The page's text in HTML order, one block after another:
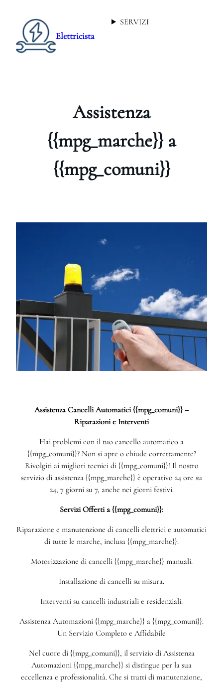
Elettricista
SERVIZI
Assistenza
{{mpg_marche}} a
{{mpg_comuni}}
Assistenza Cancelli Automatici {{mpg_comuni}} –
Riparazioni e Interventi
Hai problemi con il tuo cancello automatico a
{{mpg_comuni}}? Non si apre o chiude correttamente?
Rivolgiti ai migliori tecnici di {{mpg_comuni}}! Il nostro
servizio di assistenza {{mpg_marche}} è operativo 24 ore su
24, 7 giorni su 7, anche nei giorni festivi.
Servizi Offerti a {{mpg_comuni}}:
Riparazione e manutenzione di cancelli elettrici e automatici
di tutte le marche, inclusa {{mpg_marche}}.
Motorizzazione di cancelli {{mpg_marche}} manuali.
Installazione di cancelli su misura.
Interventi su cancelli industriali e residenziali.
Assistenza Automazioni {{mpg_marche}} a {{mpg_comuni}}:
Un Servizio Completo e Affidabile
Nel cuore di {{mpg_comuni}}, il servizio di Assistenza
Automazioni {{mpg_marche}} si distingue per la sua
eccellenza e professionalità. Che si tratti di manutenzione,